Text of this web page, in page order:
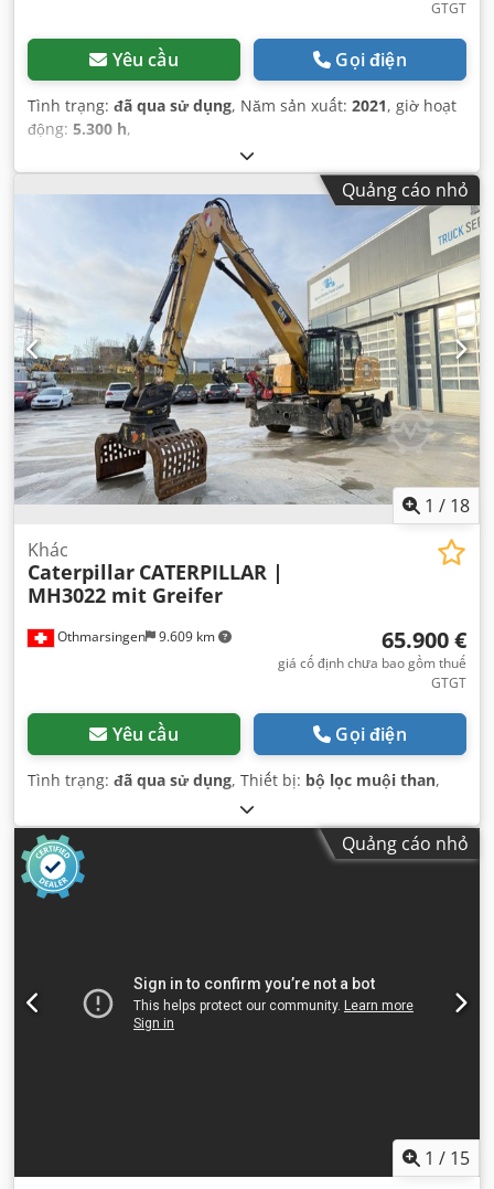
GTGT
Yêu cầu Gọi điện
Tình trạng: đã qua sử dụng, Năm sản xuất: 2021, giờ hoạt
động: 5.300 h,
Quảng cáo nhỏ
1 / 18
Othmarsingen 9.609 km
Khác
Caterpillar CATERPILLAR |
MH3022 mit Greifer
65.900 €
giá cố định chưa bao gồm thuế
GTGT
Yêu cầu Gọi điện
Tình trạng: đã qua sử dụng, Thiết bị: bộ lọc muội than,
Quảng cáo nhỏ
1 / 15